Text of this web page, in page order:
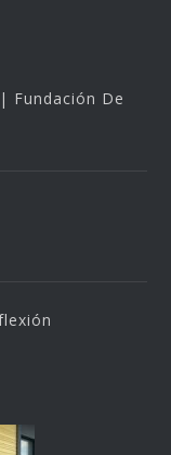
Fundación De